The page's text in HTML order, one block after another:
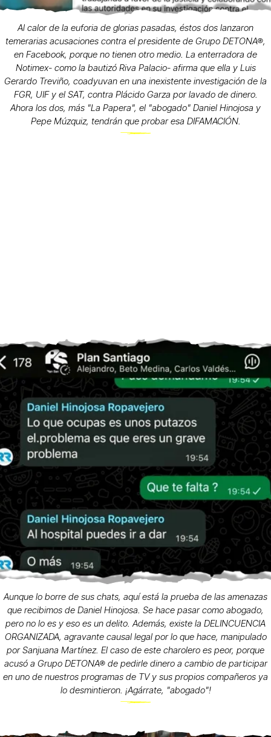
Al calor de la euforia de glorias pasadas, éstos dos lanzaron
temerarias acusaciones contra el presidente de Grupo DETONA®,
en Facebook, porque no tienen otro medio. La enterradora de
Notimex- como la bautizó Riva Palacio- afirma que ella y Luis
Gerardo Treviño, coadyuvan en una inexistente investigación de la
FGR, UIF y el SAT, contra Plácido Garza por lavado de dinero.
Ahora los dos, más "La Papera", el "abogado" Daniel Hinojosa y
Pepe Múzquiz, tendrán que probar esa DIFAMACIÓN.
Aunque lo borre de sus chats, aquí está la prueba de las amenazas
que recibimos de Daniel Hinojosa. Se hace pasar como abogado,
pero no lo es y eso es un delito. Además, existe la DELINCUENCIA
ORGANIZADA, agravante causal legal por lo que hace, manipulado
por Sanjuana Martínez. El caso de este charolero es peor, porque
acusó a Grupo DETONA® de pedirle dinero a cambio de participar
en uno de nuestros programas de TV y sus propios compañeros ya
lo desmintieron. ¡Agárrate, "abogado"!